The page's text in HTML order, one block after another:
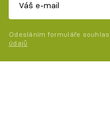
Odesláním formuláře
údajů